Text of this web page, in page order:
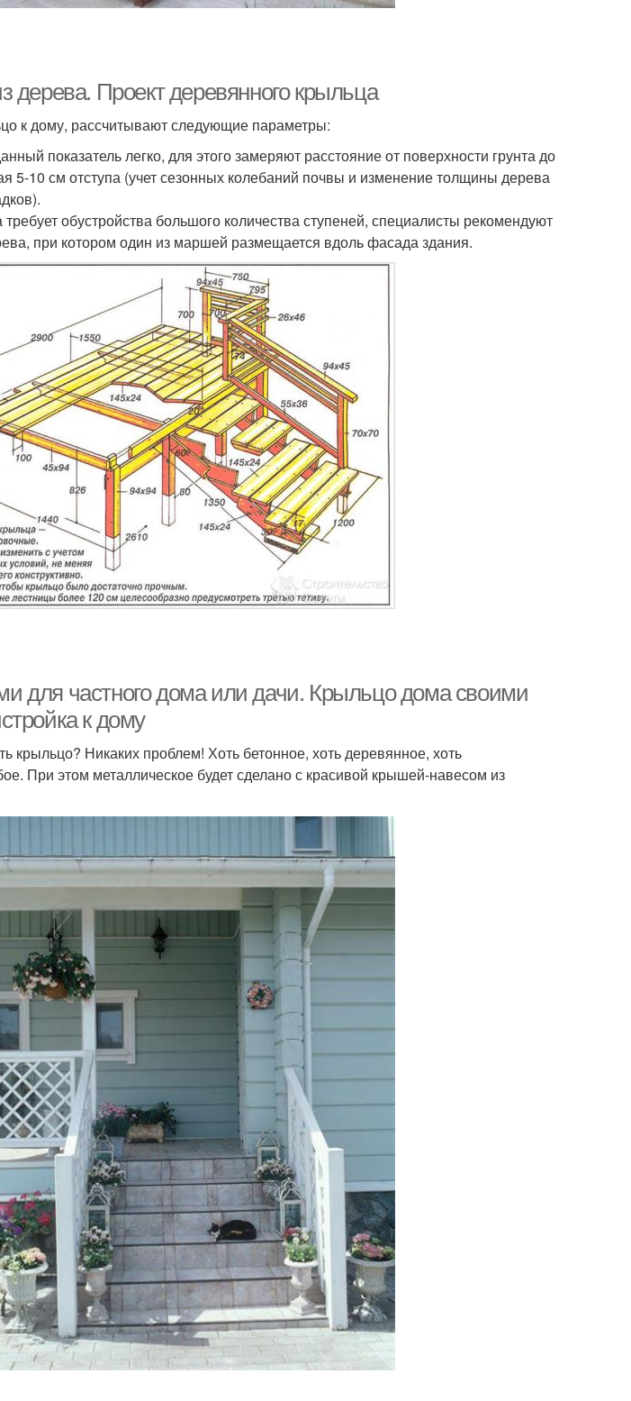
дерева. Проект деревянного крыльца
к дому, рассчитывают следующие параметры:
показатель легко, для этого замеряют расстояние от поверхности грунта до
5-10 см отступа (учет сезонных колебаний почвы и изменение толщины дерева
обустройства большого количества ступеней, специалисты рекомендуют
при котором один из маршей размещается вдоль фасада здания.
для частного дома или дачи. Крыльцо дома своими
к дому
крыльцо? Никаких проблем! Хоть бетонное, хоть деревянное, хоть
При этом металлическое будет сделано с красивой крышей-навесом из